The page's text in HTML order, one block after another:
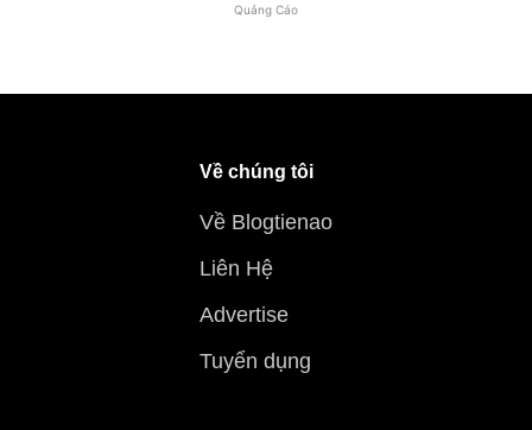
Quảng Cáo
Về chúng tôi
Về Blogtienao
Liên Hệ
Advertise
Tuyển dụng